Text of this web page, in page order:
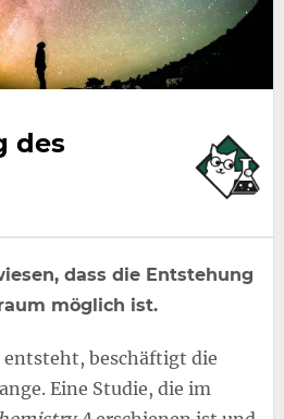
des
dass die Entstehung
möglich ist.
entsteht, beschäftigt die
Eine Studie, die im